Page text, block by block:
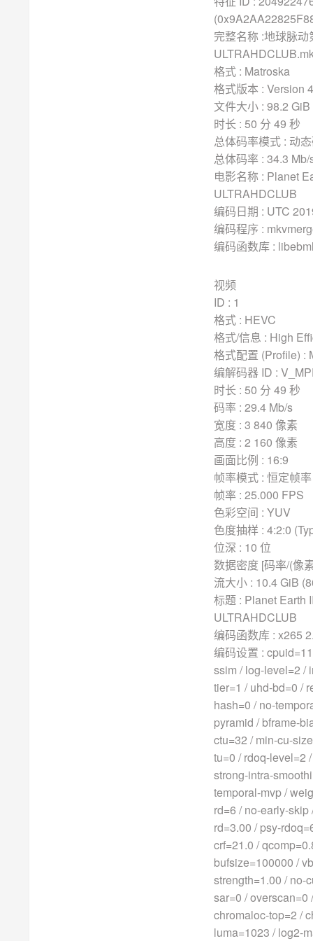
完整名称 :地球脉
格式 : Matroska
格式版本 : Version
文件大小 : 98.2 GiB
时长 : 50 分 49 秒
总体码率模式 : 动
总体码率 : 34.3 Mb/
电影名称 : Planet
ULTRAHDCLUB
编码日期 : UTC
编码程序 :
编码函数库 :
视频
ID : 1
格式 : HEVC
格式/信息 : High
格式配置 (Profile) :
编解码器 ID :
时长 : 50 分 49 秒
码率 : 29.4 Mb/s
宽度 : 3 840 像素
高度 : 2 160 像素
画面比例 : 16:9
帧率模式 : 恒定帧
帧率 : 25.000 FPS
色彩空间 : YUV
色度抽样 : 4:2:0
位深 : 10 位
数据密度 [码率/(像
流大小 : 10.4 GiB
标题 : Planet Earth
ULTRAHDCLUB
编码函数库 : x265
编码设置 :
ssim / log-level=2 /
tier=1 / uhd-bd=0 /
hash=0 / no-
pyramid / bframe-
ctu=32 / min-cu-
tu=0 / rdoq-level=2
strong-intra-
temporal-mvp /
rd=6 / no-early-
rd=3.00 / psy-
crf=21.0 /
bufsize=100000 /
strength=1.00 / no-
sar=0 / overscan=0
chromaloc-top=2 /
luma=1023 / log2-